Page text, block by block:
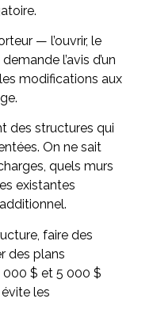
— l’ouvrir, le
l’avis d’un
modifications aux
des structures qui
On ne sait
quels murs
existantes
faire des
des plans
000 $ et 5 000 $
les